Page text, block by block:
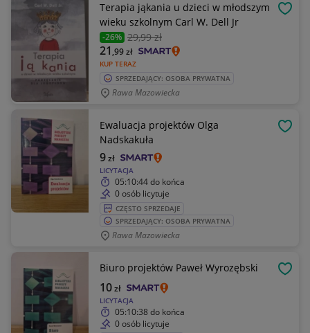
Terapia jąkania u dzieci w młodszym
wieku szkolnym Carl W. Dell Jr
-26% 29,99 zł
KUP TERAZ
21 ,99zł
SPRZEDAJĄCY: OSOBA PRYWATNA
Rawa Mazowiecka
Ewaluacja projektów Olga
Nadskakuła
LICYTACJA
9zł
05:10:44do końca
0 osób licytuje
CZĘSTO SPRZEDAJE
SPRZEDAJĄCY: OSOBA PRYWATNA
Rawa Mazowiecka
Biuro projektów Paweł Wyrozębski
LICYTACJA
10zł
05:10:38 do końca
0 osób licytuje